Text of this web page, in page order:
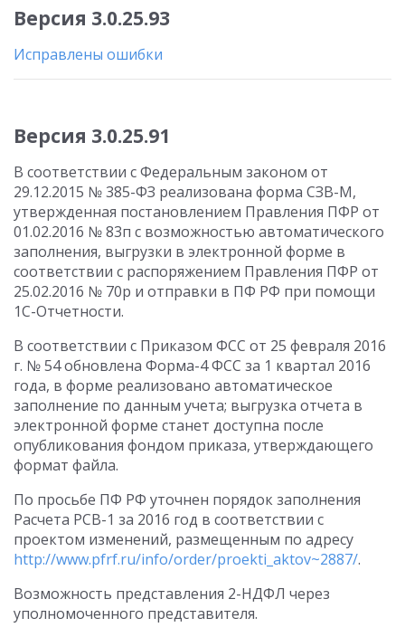
Версия 3.0.25.93
Исправлены ошибки
Версия 3.0.25.91
В соответствии с Федеральным законом от
29.12.2015 № 385-ФЗ реализована форма СЗВ-М,
утвержденная постановлением Правления ПФР от
01.02.2016 № 83п с возможностью автоматического
заполнения, выгрузки в электронной форме в
соответствии с распоряжением Правления ПФР от
25.02.2016 № 70р и отправки в ПФ РФ при помощи
1С-Отчетности.
В соответствии с Приказом ФСС от 25 февраля 2016
г. № 54 обновлена Форма-4 ФСС за 1 квартал 2016
года, в форме реализовано автоматическое
заполнение по данным учета; выгрузка отчета в
электронной форме станет доступна после
опубликования фондом приказа, утверждающего
формат файла.
По просьбе ПФ РФ уточнен порядок заполнения
Расчета РСВ-1 за 2016 год в соответствии с
проектом изменений, размещенным по адресу
http://www.pfrf.ru/info/order/proekti_aktov~2887/.
Возможность представления 2-НДФЛ через
уполномоченного представителя.